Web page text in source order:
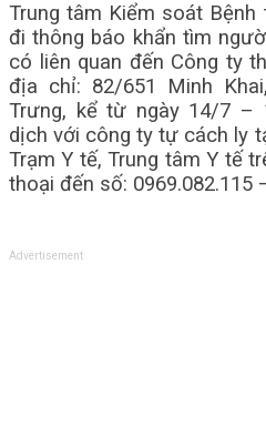
Trung tâm Kiểm soát
đi thông báo khẩn tìm
có liên quan đến Công ty
địa chỉ: 82/651 Minh
Trưng, kể từ ngày 14/7 –
dịch với công ty tự cách ly
Trạm Y tế, Trung tâm Y tế
thoại đến số: 0969.082.115
Advertisement